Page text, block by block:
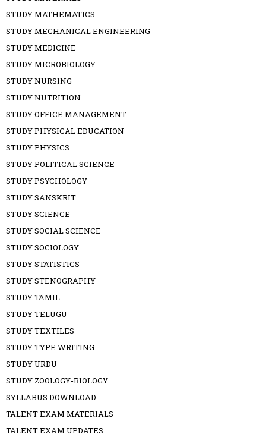
STUDY MATHEMATICS
STUDY MECHANICAL ENGINEERING
STUDY MEDICINE
STUDY MICROBIOLOGY
STUDY NURSING
STUDY NUTRITION
STUDY OFFICE MANAGEMENT
STUDY PHYSICAL EDUCATION
STUDY PHYSICS
STUDY POLITICAL SCIENCE
STUDY PSYCHOLOGY
STUDY SANSKRIT
STUDY SCIENCE
STUDY SOCIAL SCIENCE
STUDY SOCIOLOGY
STUDY STATISTICS
STUDY STENOGRAPHY
STUDY TAMIL
STUDY TELUGU
STUDY TEXTILES
STUDY TYPE WRITING
STUDY URDU
STUDY ZOOLOGY-BIOLOGY
SYLLABUS DOWNLOAD
TALENT EXAM MATERIALS
TALENT EXAM UPDATES